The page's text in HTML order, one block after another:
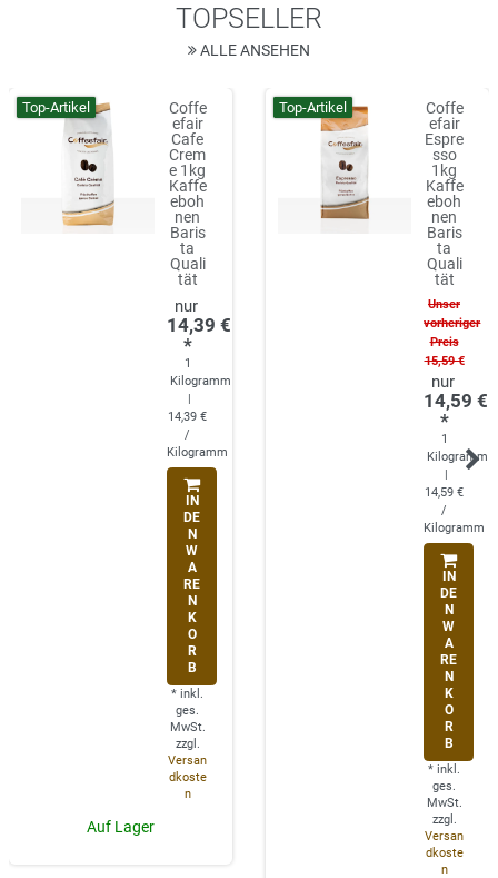
TOPSELLER
ALLE ANSEHEN
Top-Artikel
Coffe
efair
Cafe
Crem
e 1kg
Kaffe
eboh
nen
Baris
ta
Quali
tät
14,39 €
*
1
Kilogramm
|
14,39 €
/
Kilogramm
IN
DE
N
W
A
RE
N
K
O
R
B
* inkl.
ges.
MwSt.
zzgl.
Versan
dkoste
n
Auf Lager
Top-Artikel
Coffe
efair
Espre
sso
1kg
Kaffe
eboh
nen
Baris
ta
Quali
tät
Unser
vorheriger
Preis
15,59 €
14,59 €
*
1
Kilogramm
|
14,59 €
/
Kilogramm
IN
DE
N
W
A
RE
N
K
O
R
B
* inkl.
ges.
MwSt.
zzgl.
Versan
dkoste
n